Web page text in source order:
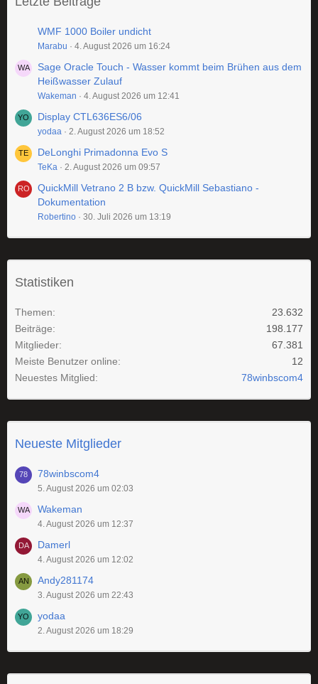
WMF 1000 Boiler undicht
Marabu 4. August 2026 um 16:24
Sage Oracle Touch - Wasser kommt beim Brühen aus dem
Heißwasser Zulauf
Wakeman 4. August 2026 um 12:41
Display CTL636ES6/06
yodaa 2. August 2026 um 18:52
DeLonghi Primadonna Evo S
TeKa 2. August 2026 um 09:57
QuickMill Vetrano 2 B bzw. QuickMill Sebastiano -
Dokumentation
Robertino 30. Juli 2026 um 13:19
Statistiken
Themen
23.632
Beiträge
198.177
Mitglieder
67.381
Meiste Benutzer online
12
Neuestes Mitglied
78winbscom4
Neueste Mitglieder
78winbscom4
5. August 2026 um 02:03
Wakeman
4. August 2026 um 12:37
Damerl
4. August 2026 um 12:02
Andy281174
3. August 2026 um 22:43
yodaa
2. August 2026 um 18:29